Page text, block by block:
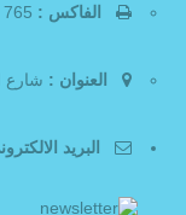
الفاكس :
العنوان : شارع
البريد